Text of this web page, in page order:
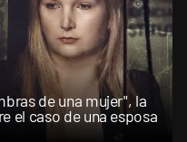
de una mujer", la
el caso de una esposa